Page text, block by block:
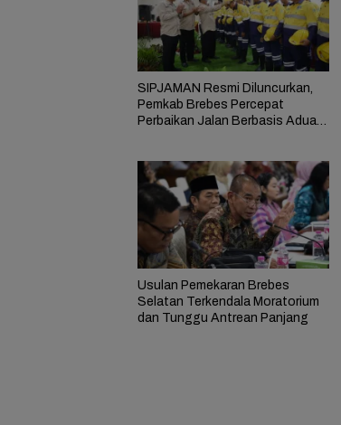
SIPJAMAN Resmi Diluncurkan,
Pemkab Brebes Percepat
Perbaikan Jalan Berbasis Aduan
Usulan Pemekaran Brebes
Selatan Terkendala Moratorium
dan Tunggu Antrean Panjang